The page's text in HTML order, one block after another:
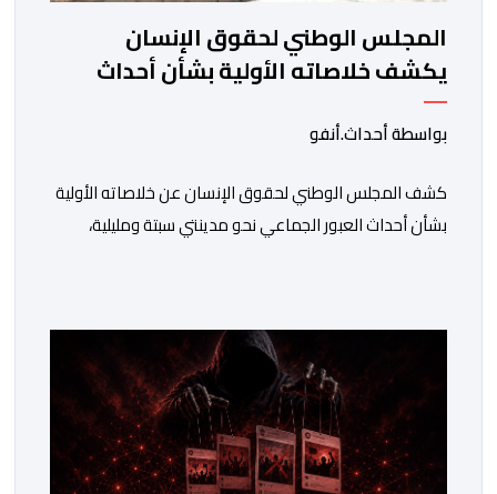
المجلس الوطني لحقوق الإنسان
يكشف خلاصاته الأولية بشأن أحداث
العبور إلى سبتة ومليلية
بواسطة أحداث.أنفو
كشف المجلس الوطني لحقوق الإنسان عن خلاصاته الأولية
بشأن أحداث العبور الجماعي نحو مدينتي سبتة ومليلية،
وحقوق الأطفال والحقوق المرتبطة بالهجرة. وأوضح
المجلس، في بلاغ له، أنه اعتمد في تتبعه للأحداث على الرصد
الميداني والرقمي والاستماع إلى شهادات عدد […]